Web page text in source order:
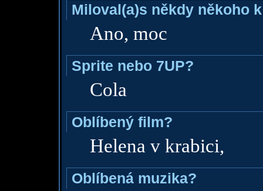
Miloval(a)s někdy někoho
Ano, moc
Sprite nebo 7UP?
Cola
Oblíbený film?
Helena v krabici,
Oblíbená muzika?